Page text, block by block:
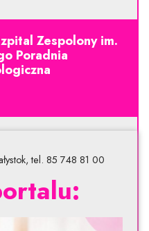
Zespolony im.
Poradnia
tel. 85 748 81 00